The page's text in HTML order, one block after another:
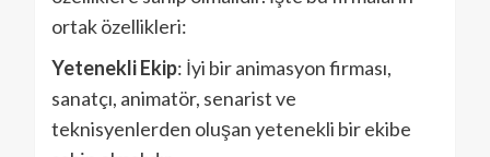
ortak özellikleri:
Yetenekli Ekip: İyi bir animasyon firması,
sanatçı, animatör, senarist ve
teknisyenlerden oluşan yetenekli bir ekibe